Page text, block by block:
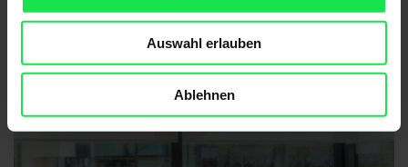
Auswahl erlauben
Ablehnen